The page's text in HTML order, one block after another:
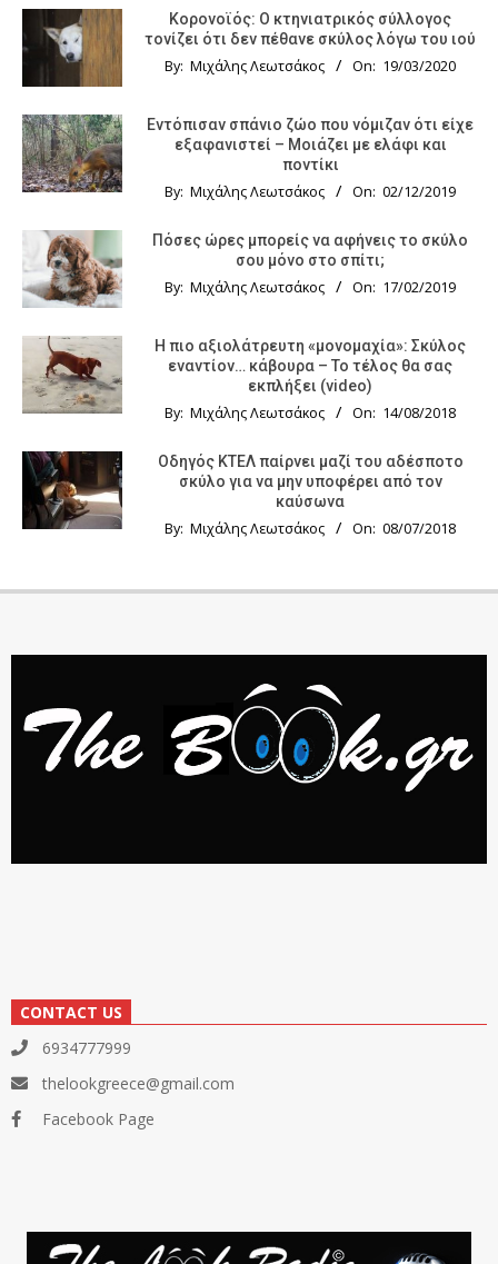
Κορονοϊός: Ο κτηνιατρικός σύλλογος
τονίζει ότι δεν πέθανε σκύλος λόγω του ιού
By: Μιχάλης Λεωτσάκος On: 19/03/2020
Εντόπισαν σπάνιο ζώο που νόμιζαν ότι είχε
εξαφανιστεί – Μοιάζει με ελάφι και
ποντίκι
By: Μιχάλης Λεωτσάκος On: 02/12/2019
Πόσες ώρες μπορείς να αφήνεις το σκύλο
σου μόνο στο σπίτι;
By: Μιχάλης Λεωτσάκος On: 17/02/2019
Η πιο αξιολάτρευτη «μονομαχία»: Σκύλος
εναντίον… κάβουρα – Το τέλος θα σας
εκπλήξει (video)
By: Μιχάλης Λεωτσάκος On: 14/08/2018
Οδηγός KTΕΛ παίρνει μαζί του αδέσποτο
σκύλο για να μην υποφέρει από τον
καύσωνα
By: Μιχάλης Λεωτσάκος On: 08/07/2018
CONTACT US
6934777999
thelookgreece@gmail.com
Facebook Page